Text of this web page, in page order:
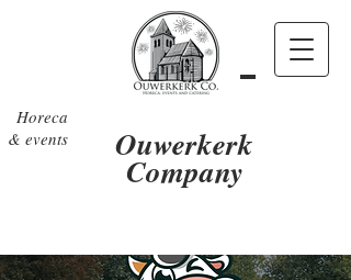
Ouwerkerk
Company
Horeca
& events